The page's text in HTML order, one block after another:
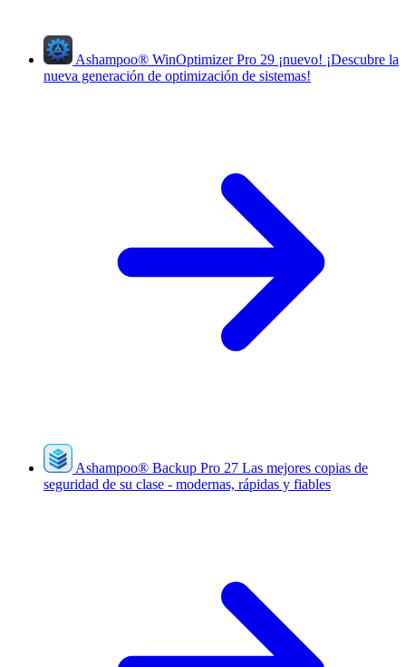
Ashampoo® WinOptimizer Pro 29 ¡nuevo! ¡Descubre la
nueva generación de optimización de sistemas!
Ashampoo® Backup Pro 27 Las mejores copias de
seguridad de su clase - modernas, rápidas y fiables